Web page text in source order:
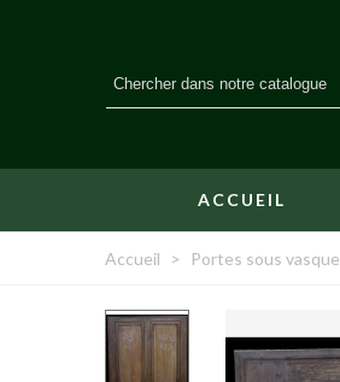
ACCUEIL
Accueil > Portes sous vasque